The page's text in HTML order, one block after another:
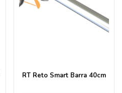
RT Reto Smart Barra 40cm